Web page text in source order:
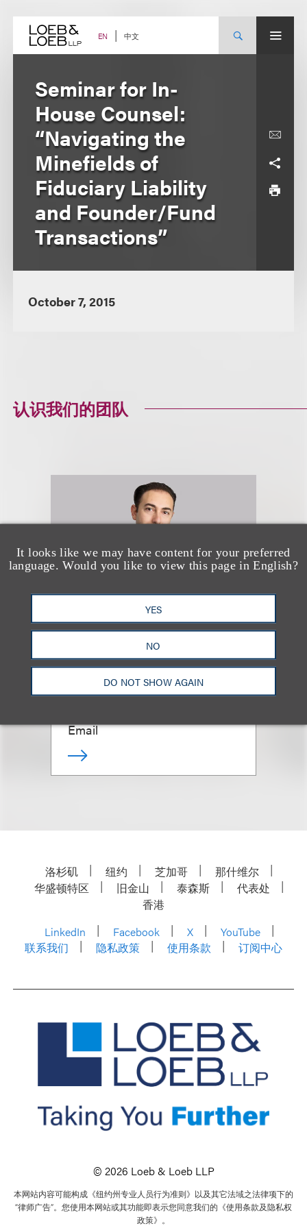
content EN 中文
It looks like we may have content for your preferred
language. Would you like to view this page in English?
YES
NO
DO NOT SHOW AGAIN
Seminar for In-
House Counsel:
“Navigating the
Minefields of
Fiduciary Liability
and Founder/Fund
Transactions”
October 7, 2015
认识我们的团队
Oleg (Alex) Stolyar
合伙人
Email
洛杉矶 纽约 芝加哥
那什维尔
华盛顿特区
旧金山 泰森斯
代表处
香港
LinkedIn
Facebook X
YouTube
联系我们
隐私政策 使用条款 订阅中心
© 2026 Loeb & Loeb LLP
本网站内容可能构成《纽约州专业人员行为准则》以及其它法域之法律项下的
“律师广告”。您使用本网站或其功能即表示您同意我们的《使用条款及隐私权
政策》。